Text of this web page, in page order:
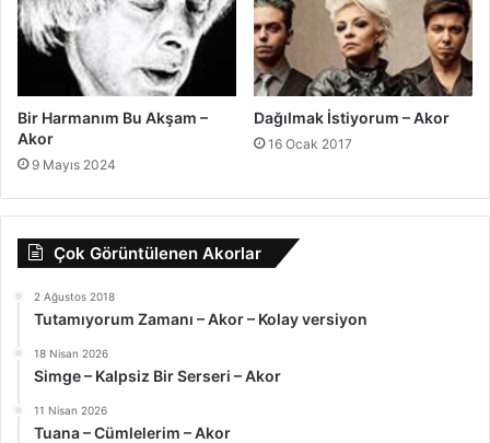
Bir Harmanım Bu Akşam –
Akor
9 Mayıs 2024
Dağılmak İstiyorum – Akor
16 Ocak 2017
Çok Görüntülenen Akorlar
2 Ağustos 2018
Tutamıyorum Zamanı – Akor – Kolay versiyon
18 Nisan 2026
Simge – Kalpsiz Bir Serseri – Akor
11 Nisan 2026
Tuana – Cümlelerim – Akor